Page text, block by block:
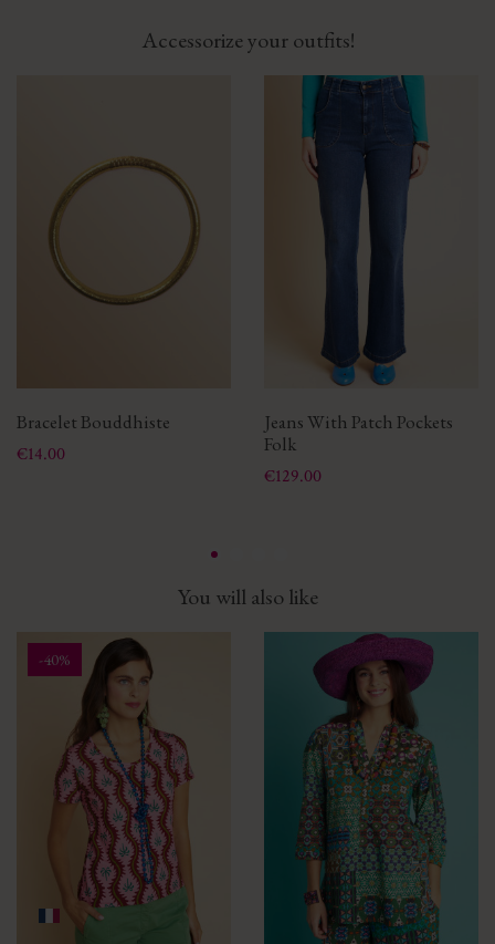
Accessorize your outfits!
Bracelet Bouddhiste
Price
€14.00
Jeans With Patch Pockets
Folk
Price
€129.00
You will also like
-40%